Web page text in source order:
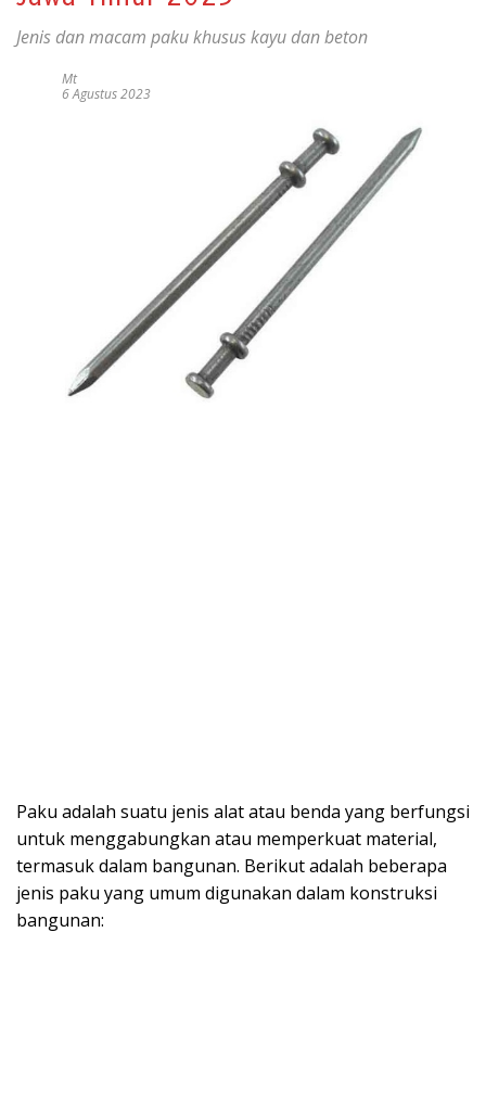
Jenis dan macam paku khusus kayu dan beton
Mt
6 Agustus 2023
Paku adalah suatu jenis alat atau benda yang berfungsi
untuk menggabungkan atau memperkuat material,
termasuk dalam bangunan. Berikut adalah beberapa
jenis paku yang umum digunakan dalam konstruksi
bangunan: